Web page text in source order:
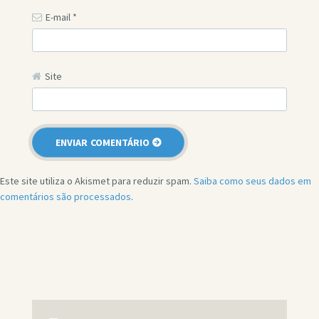
E-mail *
Site
Este site utiliza o Akismet para reduzir spam. Saiba como seus dados em
comentários são processados.